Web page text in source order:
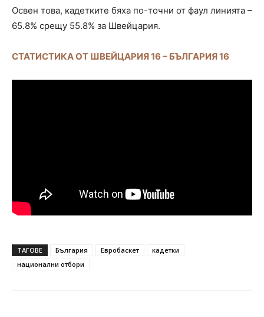
Освен това, кадетките бяха по-точни от фаул линията –
65.8% срещу 55.8% за Швейцария.
СТАТИСТИКА ОТ ШВЕЙЦАРИЯ 16 – БЪЛГАРИЯ 16
ТАГОВЕ България Евробаскет
кадетки
национални отбори